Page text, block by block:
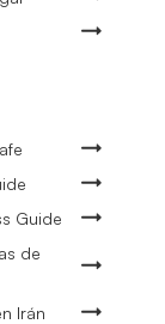
Guide
de
Irán